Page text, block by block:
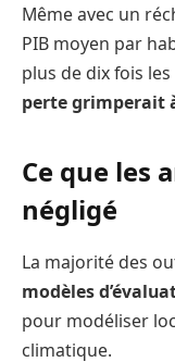
Même avec un
PIB moyen par
plus de dix fois
perte grimperait
Ce que les
négligé
La majorité des
modèles
pour modéliser
climatique.